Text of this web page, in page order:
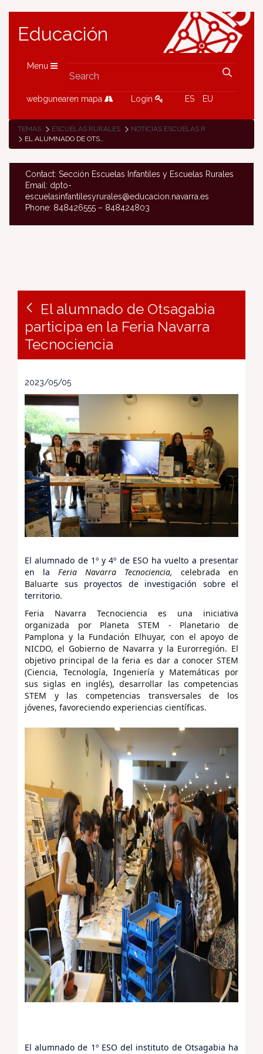
Educación
Menu
webgunearen mapa Login ES EU
TEMAS ESCUELAS RURALES
NOTICIAS ESCUELAS RURALES
EL ALUMNADO DE OTSAGABIA PARTICIPA EN LA FERIA NAVARRA TECNOCIENCIA
Contact: Sección Escuelas Infantiles y Escuelas Rurales
Email: dpto-
escuelasinfantilesyrurales@educacion.navarra.es
Phone: 848426555 – 848424803
El alumnado de Otsagabia
participa en la Feria Navarra
Tecnociencia
2023/05/05
El alumnado de 1º y 4º de ESO ha vuelto a presentar
en la Feria Navarra Tecnociencia,
celebrada en
Baluarte sus proyectos de investigación sobre el
territorio.
Feria
Navarra Tecnociencia
es una iniciativa
organizada por Planeta STEM - Planetario de
Pamplona y la Fundación Elhuyar, con el apoyo de
NICDO, el Gobierno de Navarra y la Eurorregión. El
objetivo principal de la feria es dar a conocer STEM
(Ciencia, Tecnología, Ingeniería y Matemáticas por
sus siglas en inglés), desarrollar las competencias
STEM y las competencias transversales de los
jóvenes, favoreciendo experiencias científicas.
El alumnado de 1º ESO del instituto de Otsagabia ha